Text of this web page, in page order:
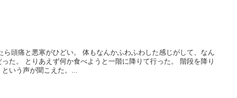
ら頭痛と悪寒がひどい。 体もなんかふわふわした感じがして、なん
た。 とりあえず何か食べようと一階に降りて行った。 階段を降り
いう声が聞こえた。...